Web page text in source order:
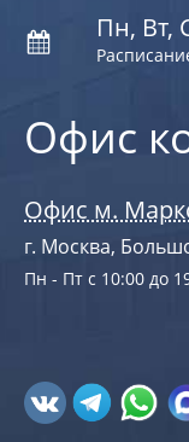
Офис
Офис м.
г. Москва,
Пн - Пт с 10:00 до
Пн, Вт,